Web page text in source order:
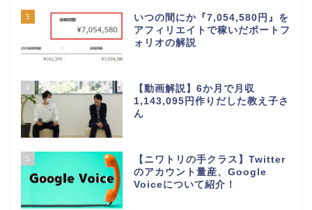
3
いつの間にか『7,054,580円』を
アフィリエイトで稼いだポートフ
ォリオの解説
4
【動画解説】6か月で月収
1,143,095円作りだした教え子さ
ん
5
【ニワトリの手クラス】Twitter
のアカウント量産、Google
Voiceについて紹介！